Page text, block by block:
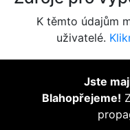
K těmto údajům
uživatelé.
Jste
Blahopřejeme!